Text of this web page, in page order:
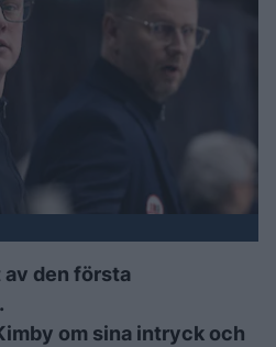
av den första
om sina intryck och